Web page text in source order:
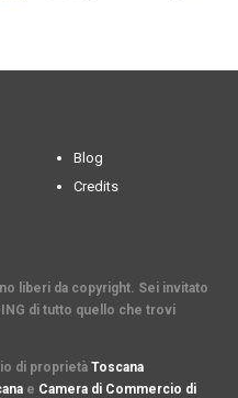
Blog
Credits
liberi da copyright. Sei invitato
di tutto quello che trovi
di proprietà Toscana
e Camera di Commercio di